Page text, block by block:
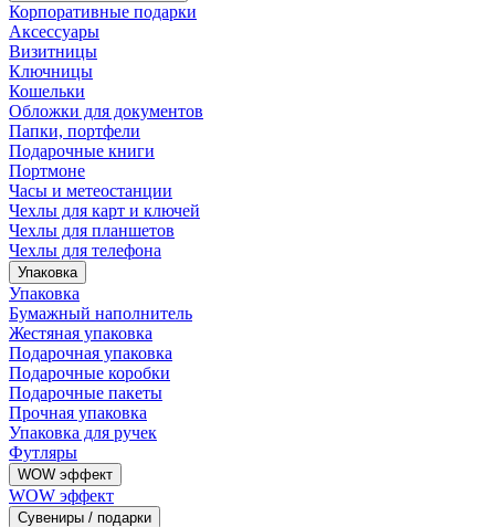
Корпоративные подарки
Аксессуары
Визитницы
Ключницы
Кошельки
Обложки для документов
Папки, портфели
Подарочные книги
Портмоне
Часы и метеостанции
Чехлы для карт и ключей
Чехлы для планшетов
Чехлы для телефона
Упаковка
Упаковка
Бумажный наполнитель
Жестяная упаковка
Подарочная упаковка
Подарочные коробки
Подарочные пакеты
Прочная упаковка
Упаковка для ручек
Футляры
WOW эффект
WOW эффект
Сувениры / подарки